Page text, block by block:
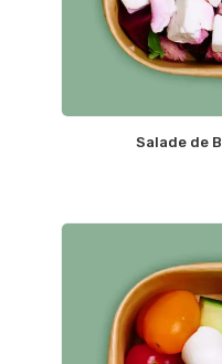
Salade de